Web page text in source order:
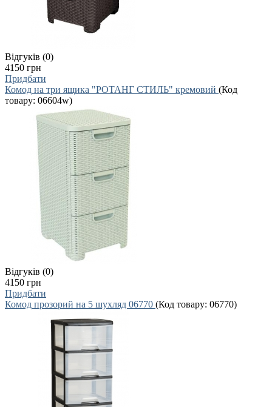
Відгуків (0)
4150 грн
Придбати
Комод на три ящика "РОТАНГ СТИЛЬ" кремовий (Код
товару: 06604w)
Відгуків (0)
4150 грн
Придбати
Комод прозорий на 5 шухляд 06770 (Код товару: 06770)